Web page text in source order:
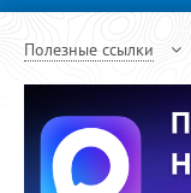
Полезные ссылки